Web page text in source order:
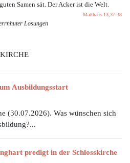
Samen sät. Der Acker ist die Welt.
Matthäus 13,37-38
Losungen
Ausbildungsstart
(30.07.2026). Was wünschen sich
predigt in der Schlosskirche